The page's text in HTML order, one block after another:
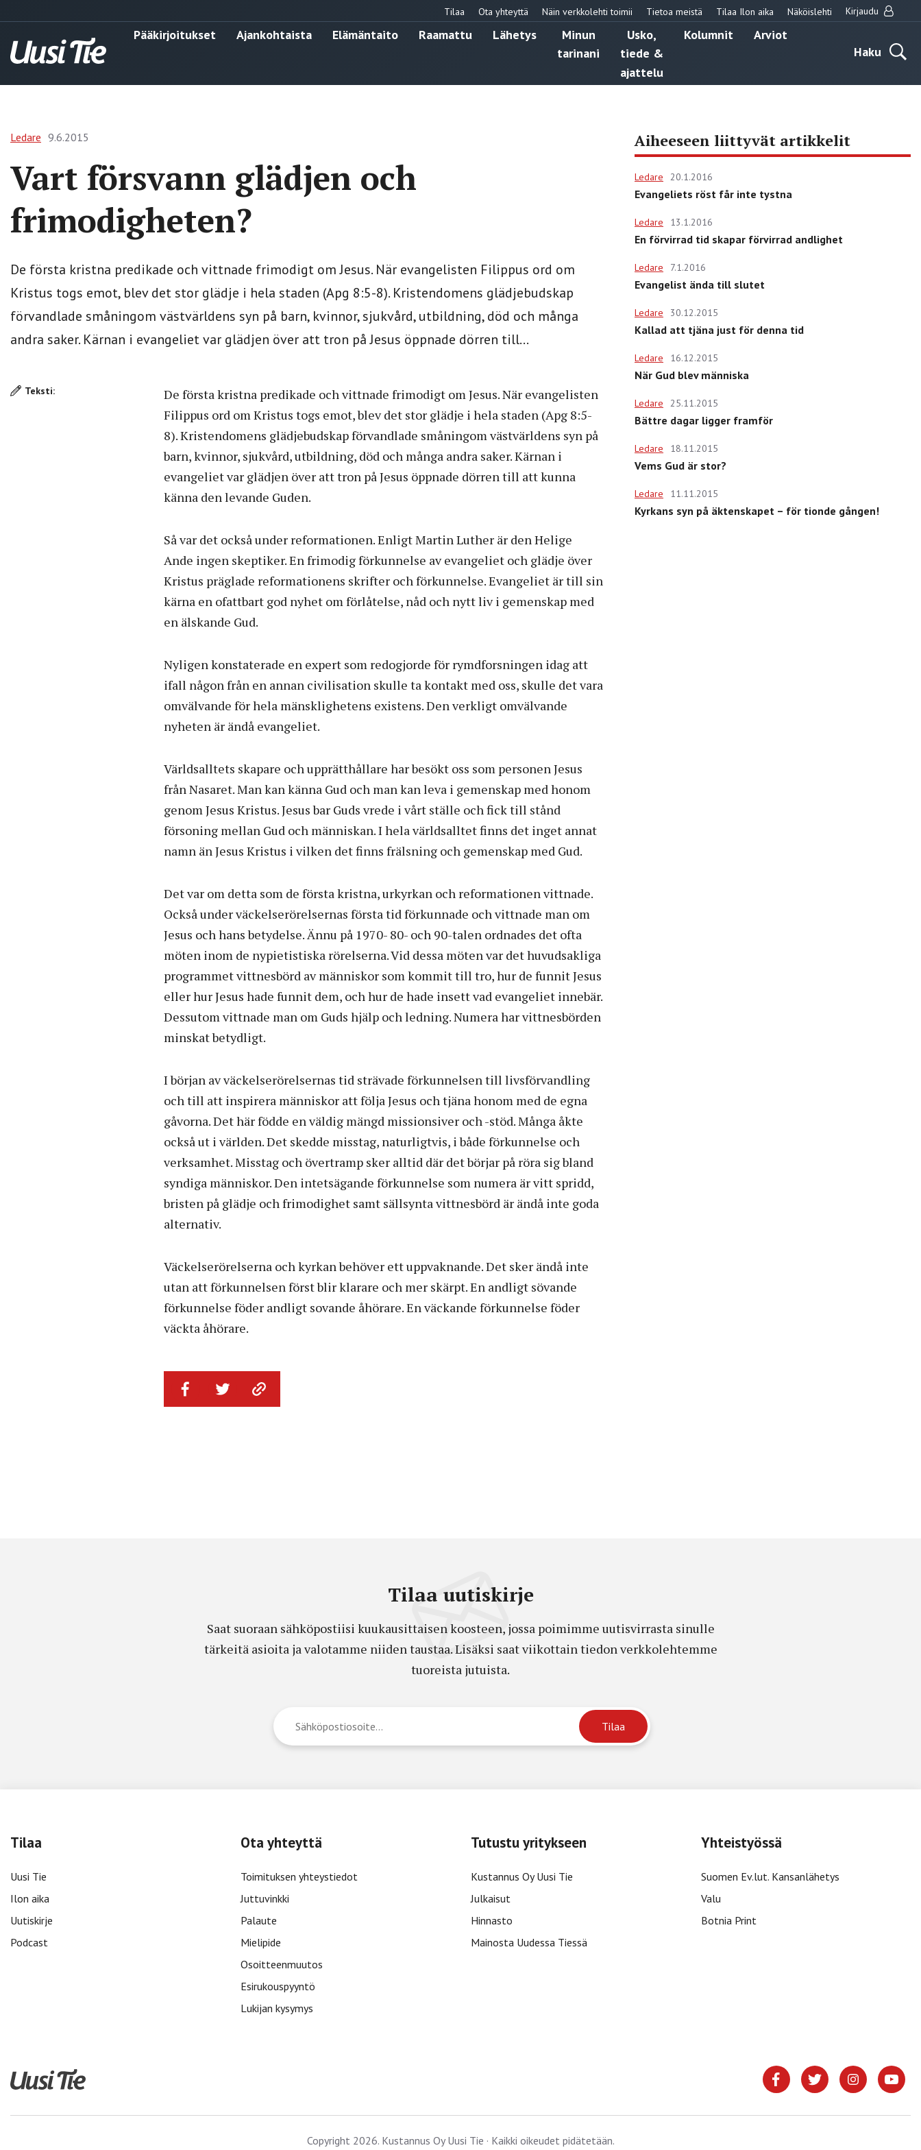
Tilaa Ota yhteyttä Näin verkkolehti toimii Tietoa meistä Tilaa Ilon aika Näköislehti Kirjaudu
Pääkirjoitukset Ajankohtaista Elämäntaito Raamattu Lähetys
Minun
tarinani
Usko,
tiede &
ajattelu
Kolumnit
Arviot
Haku
Ledare 9.6.2015
Vart försvann glädjen och
frimodigheten?
De första kristna predikade och vittnade frimodigt om Jesus. När evangelisten Filippus ord om
Kristus togs emot, blev det stor glädje i hela staden (Apg 8:5-8). Kristendomens glädjebudskap
förvandlade småningom västvärldens syn på barn, kvinnor, sjukvård, utbildning, död och många
andra saker. Kärnan i evangeliet var glädjen över att tron på Jesus öppnade dörren till...
Teksti:
De första kristna predikade och vittnade frimodigt om Jesus. När evangelisten
Filippus ord om Kristus togs emot, blev det stor glädje i hela staden (Apg 8:5-
8). Kristendomens glädjebudskap förvandlade småningom västvärldens syn på
barn, kvinnor, sjukvård, utbildning, död och många andra saker. Kärnan i
evangeliet var glädjen över att tron på Jesus öppnade dörren till att kunna
känna den levande Guden.
Så var det också under reformationen. Enligt Martin Luther är den Helige
Ande ingen skeptiker. En frimodig förkunnelse av evangeliet och glädje över
Kristus präglade reformationens skrifter och förkunnelse. Evangeliet är till sin
kärna en ofattbart god nyhet om förlåtelse, nåd och nytt liv i gemenskap med
en älskande Gud.
Nyligen konstaterade en expert som redogjorde för rymdforsningen idag att
ifall någon från en annan civilisation skulle ta kontakt med oss, skulle det vara
omvälvande för hela mänsklighetens existens. Den verkligt omvälvande
nyheten är ändå evangeliet.
Världsalltets skapare och upprätthållare har besökt oss som personen Jesus
från Nasaret. Man kan känna Gud och man kan leva i gemenskap med honom
genom Jesus Kristus. Jesus bar Guds vrede i vårt ställe och fick till stånd
försoning mellan Gud och människan. I hela världsalltet finns det inget annat
namn än Jesus Kristus i vilken det finns frälsning och gemenskap med Gud.
Det var om detta som de första kristna, urkyrkan och reformationen vittnade.
Också under väckelserörelsernas första tid förkunnade och vittnade man om
Jesus och hans betydelse. Ännu på 1970- 80- och 90-talen ordnades det ofta
möten inom de nypietistiska rörelserna. Vid dessa möten var det huvudsakliga
programmet vittnesbörd av människor som kommit till tro, hur de funnit Jesus
eller hur Jesus hade funnit dem, och hur de hade insett vad evangeliet innebär.
Dessutom vittnade man om Guds hjälp och ledning. Numera har vittnesbörden
minskat betydligt.
I början av väckelserörelsernas tid strävade förkunnelsen till livsförvandling
och till att inspirera människor att följa Jesus och tjäna honom med de egna
gåvorna. Det här födde en väldig mängd missionsiver och -stöd. Många åkte
också ut i världen. Det skedde misstag, naturligtvis, i både förkunnelse och
verksamhet. Misstag och övertramp sker alltid där det börjar på röra sig bland
syndiga människor. Den intetsägande förkunnelse som numera är vitt spridd,
bristen på glädje och frimodighet samt sällsynta vittnesbörd är ändå inte goda
alternativ.
Väckelserörelserna och kyrkan behöver ett uppvaknande. Det sker ändå inte
utan att förkunnelsen först blir klarare och mer skärpt. En andligt sövande
förkunnelse föder andligt sovande åhörare. En väckande förkunnelse föder
väckta åhörare.
Aiheeseen liittyvät artikkelit
Ledare 20.1.2016
Evangeliets röst får inte tystna
Ledare 13.1.2016
En förvirrad tid skapar förvirrad andlighet
Ledare 7.1.2016
Evangelist ända till slutet
Ledare 30.12.2015
Kallad att tjäna just för denna tid
Ledare 16.12.2015
När Gud blev människa
Ledare 25.11.2015
Bättre dagar ligger framför
Ledare 18.11.2015
Vems Gud är stor?
Ledare 11.11.2015
Kyrkans syn på äktenskapet – för tionde gången!
Tilaa uutiskirje
Saat suoraan sähköpostiisi kuukausittaisen koosteen, jossa poimimme uutisvirrasta sinulle
tärkeitä asioita ja valotamme niiden taustaa. Lisäksi saat viikottain tiedon verkkolehtemme
tuoreista jutuista.
Tilaa
Uusi Tie
Ilon aika
Uutiskirje
Podcast
Ota yhteyttä
Toimituksen yhteystiedot
Juttuvinkki
Palaute
Mielipide
Osoitteenmuutos
Esirukouspyyntö
Lukijan kysymys
Tutustu yritykseen
Kustannus Oy Uusi Tie
Julkaisut
Hinnasto
Mainosta Uudessa Tiessä
Yhteistyössä
Suomen Ev.lut. Kansanlähetys
Valu
Botnia Print
Copyright 2026. Kustannus Oy Uusi Tie · Kaikki oikeudet pidätetään.